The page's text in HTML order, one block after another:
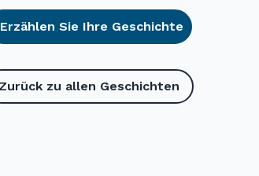
Erzählen Sie Ihre Geschichte
Zurück zu allen Geschichten